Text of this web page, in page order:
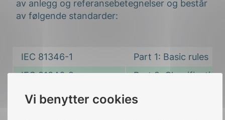
Vi benytter cookies
av anlegg og referansebetegnelser og består
av følgende standarder:
IEC 81346-1
Part 1: Basic rules
IEC 81346-2
Part 2:
ISO 81346-10